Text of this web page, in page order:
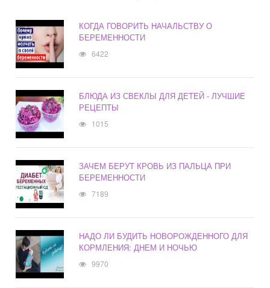
КОГДА ГОВОРИТЬ НАЧАЛЬСТВУ О
БЕРЕМЕННОСТИ
6422
БЛЮДА ИЗ СВЕКЛЫ ДЛЯ ДЕТЕЙ - ЛУЧШИЕ
РЕЦЕПТЫ
1015
ЗАЧЕМ БЕРУТ КРОВЬ ИЗ ПАЛЬЦА ПРИ
БЕРЕМЕННОСТИ
7189
НАДО ЛИ БУДИТЬ НОВОРОЖДЕННОГО ДЛЯ
КОРМЛЕНИЯ: ДНЕМ И НОЧЬЮ
9970